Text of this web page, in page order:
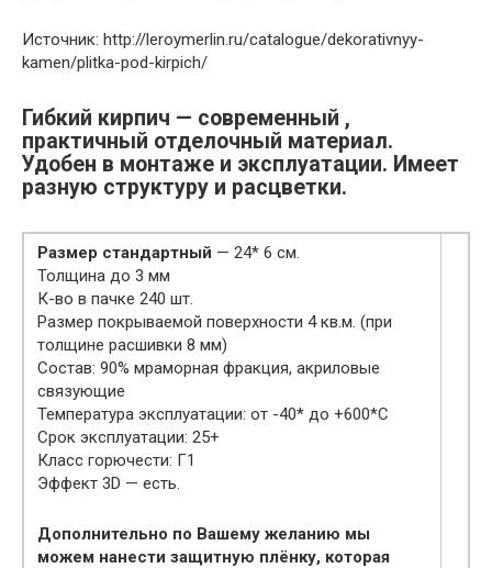
Источник: http://leroymerlin.ru/catalogue/dekorativnyy-
kamen/plitka-pod-kirpich/
Гибкий кирпич — современный ,
практичный отделочный материал.
Удобен в монтаже и эксплуатации. Имеет
разную структуру и расцветки.
Размер стандартный — 24* 6 см.
Толщина до 3 мм
К-во в пачке 240 шт.
Размер покрываемой поверхности 4 кв.м. (при
толщине расшивки 8 мм)
Состав: 90% мраморная фракция, акриловые
связующие
Температура эксплуатации: от -40* до +600*С
Срок эксплуатации: 25+
Класс горючести: Г1
Эффект 3D — есть.
Дополнительно по Вашему желанию мы
можем нанести защитную плёнку, которая